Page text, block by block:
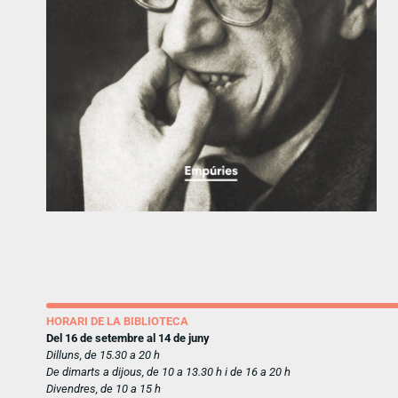
HORARI DE LA BIBLIOTECA
Del 16 de setembre al 14 de juny
Dilluns, de 15.30 a 20 h
De dimarts a dijous, de 10 a 13.30 h i de 16 a 20 h
Divendres, de 10 a 15 h